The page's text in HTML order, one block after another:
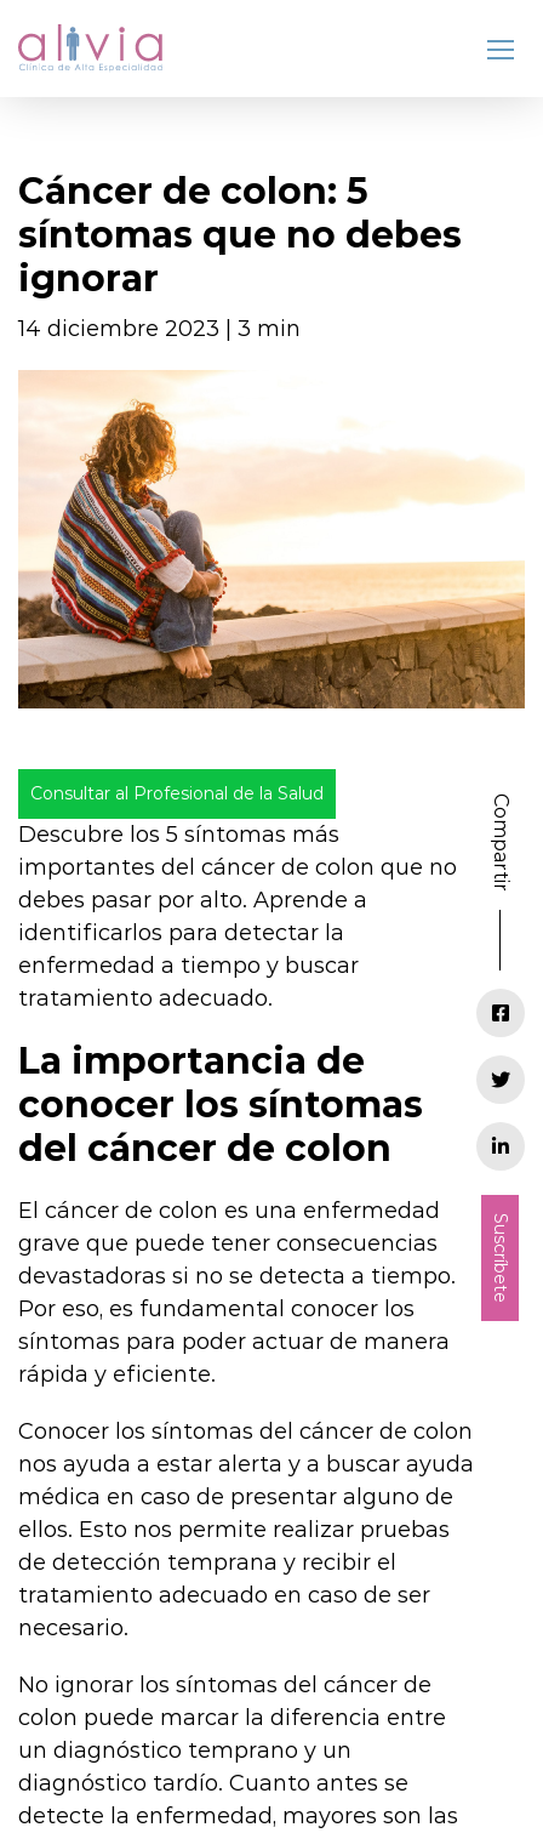
Cáncer de colon: 5
síntomas que no debes
ignorar
14 diciembre 2023 | 3 min
Consultar al Profesional de la Salud
Descubre los 5 síntomas más
importantes del cáncer de colon que no
debes pasar por alto. Aprende a
identificarlos para detectar la
enfermedad a tiempo y buscar
tratamiento adecuado.
La importancia de
conocer los síntomas
del cáncer de colon
El cáncer de colon es una enfermedad
grave que puede tener consecuencias
devastadoras si no se detecta a tiempo.
Por eso, es fundamental conocer los
síntomas para poder actuar de manera
rápida y eficiente.
Conocer los síntomas del cáncer de colon
nos ayuda a estar alerta y a buscar ayuda
médica en caso de presentar alguno de
ellos. Esto nos permite realizar pruebas
de detección temprana y recibir el
tratamiento adecuado en caso de ser
necesario.
No ignorar los síntomas del cáncer de
colon puede marcar la diferencia entre
un diagnóstico temprano y un
diagnóstico tardío. Cuanto antes se
detecte la enfermedad, mayores son las
Compartir
Suscríbete